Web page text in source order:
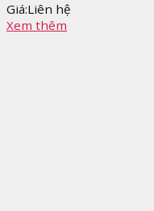
Giá:Liên hệ
Xem thêm